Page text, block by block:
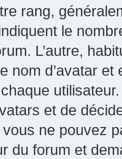
rang,
le
L’autre,
nom d’avatar
et de
ne pouvez
du forum et